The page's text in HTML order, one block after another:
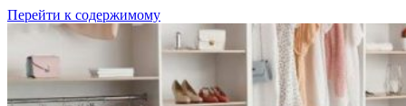
Перейти к содержимому